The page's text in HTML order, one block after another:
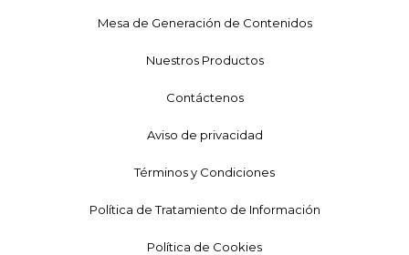
Mesa de Generación de Contenidos
Nuestros Productos
Contáctenos
Aviso de privacidad
Términos y Condiciones
Política de Tratamiento de Información
Política de Cookies